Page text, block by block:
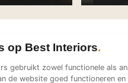
Quality
op Best Interiors
gebruikt zowel functionele als
de website goed functioneren